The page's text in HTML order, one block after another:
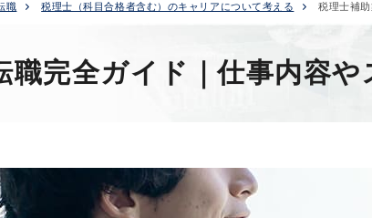
職 税理士（科目合格者含む）のキャリアについて考える 税理士補
職完全ガイド｜仕事内容